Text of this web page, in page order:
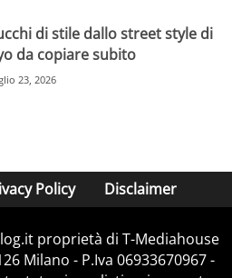
di stile dallo street style di
da copiare subito
23, 2026
Policy Disclaimer
proprietà di T-Mediahouse
Milano - P.Iva 06933670967 -